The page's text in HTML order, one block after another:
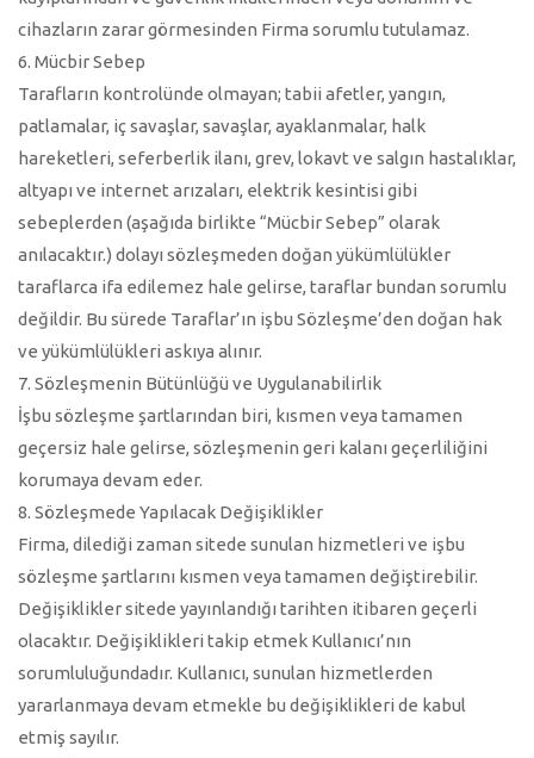
cihazların zarar görmesinden Firma sorumlu tutulamaz.
6. Mücbir Sebep
Tarafların kontrolünde olmayan; tabii afetler, yangın,
patlamalar, iç savaşlar, savaşlar, ayaklanmalar, halk
hareketleri, seferberlik ilanı, grev, lokavt ve salgın hastalıklar,
altyapı ve internet arızaları, elektrik kesintisi gibi
sebeplerden (aşağıda birlikte “Mücbir Sebep” olarak
anılacaktır.) dolayı sözleşmeden doğan yükümlülükler
taraflarca ifa edilemez hale gelirse, taraflar bundan sorumlu
değildir. Bu sürede Taraflar’ın işbu Sözleşme’den doğan hak
ve yükümlülükleri askıya alınır.
7. Sözleşmenin Bütünlüğü ve Uygulanabilirlik
İşbu sözleşme şartlarından biri, kısmen veya tamamen
geçersiz hale gelirse, sözleşmenin geri kalanı geçerliliğini
korumaya devam eder.
8. Sözleşmede Yapılacak Değişiklikler
Firma, dilediği zaman sitede sunulan hizmetleri ve işbu
sözleşme şartlarını kısmen veya tamamen değiştirebilir.
Değişiklikler sitede yayınlandığı tarihten itibaren geçerli
olacaktır. Değişiklikleri takip etmek Kullanıcı’nın
sorumluluğundadır. Kullanıcı, sunulan hizmetlerden
yararlanmaya devam etmekle bu değişiklikleri de kabul
etmiş sayılır.